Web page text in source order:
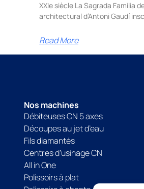
XXIe siècle La Sagrada Familia
architectural d’Antoni Gaudí
Read More
Nos machines
Débiteuses CN 5 axes
Découpes au jet d’eau
Fils diamantés
Centres d’usinage CN
All in One
Polissoirs à plat